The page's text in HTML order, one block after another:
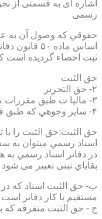
اشاره ای به قسمتی از
رسمی
حقوقي كه وصول آن به
ثبت احصاء گرديده است
حق الثبت
۲- حق التحرير
۳- ماليا ت طبق مقررات مالياتي
۴- ساير وجوهي كه طبق قوانين ديگر محول شده باشد
حق الثبت:حق الثبت را با
اسناد رسمي ميتوان به
در دفاتر اسناد رسمي به
بقاياي ثبتی تعبیر می شود
ب- حق الثبت اسناد كه در
مستقيم با كار دفاتر است
ج - حق الثبت متفرقه كه